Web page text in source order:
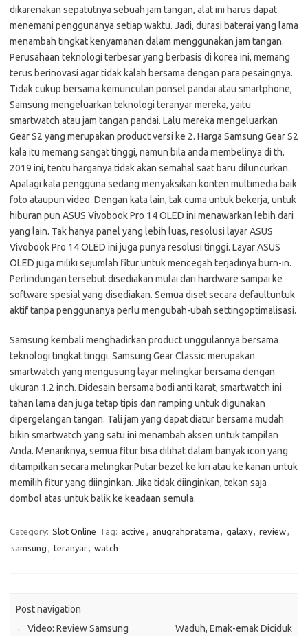
dikarenakan sepatutnya sebuah jam tangan, alat ini harus dapat
menemani penggunanya setiap waktu. Jadi, durasi baterai yang lama
menambah tingkat kenyamanan dalam menggunakan jam tangan.
Perusahaan teknologi terbesar yang berbasis di korea ini, memang
terus berinovasi agar tidak kalah bersama dengan para pesaingnya.
Tidak cukup bersama kemunculan ponsel pandai atau smartphone,
Samsung mengeluarkan teknologi teranyar mereka, yaitu
smartwatch atau jam tangan pandai. Lalu mereka mengeluarkan
Gear S2 yang merupakan product versi ke 2. Harga Samsung Gear S2
kala itu memang sangat tinggi, namun bila anda membelinya di th.
2019 ini, tentu harganya tidak akan semahal saat baru diluncurkan.
Apalagi kala pengguna sedang menyaksikan konten multimedia baik
foto ataupun video. Dengan kata lain, tak cuma untuk bekerja, untuk
hiburan pun ASUS Vivobook Pro 14 OLED ini menawarkan lebih dari
yang lain. Tak hanya panel yang lebih luas, resolusi layar ASUS
Vivobook Pro 14 OLED ini juga punya resolusi tinggi. Layar ASUS
OLED juga miliki sejumlah fitur untuk mencegah terjadinya burn-in.
Perlindungan tersebut disediakan mulai dari hardware sampai ke
software spesial yang disediakan. Semua diset secara defaultuntuk
aktif tanpa penggunanya perlu mengubah-ubah settingoptimalisasi.
Samsung kembali menghadirkan product unggulannya bersama
teknologi tingkat tinggi. Samsung Gear Classic merupakan
smartwatch yang mengusung layar melingkar bersama dengan
ukuran 1.2 inch. Didesain bersama bodi anti karat, smartwatch ini
tahan lama dan juga tetap tipis dan ramping untuk digunakan
dipergelangan tangan. Tali jam yang dapat diatur bersama mudah
bikin smartwatch yang satu ini menambah aksen untuk tampilan
Anda. Menariknya, semua fitur bisa dilihat dalam banyak icon yang
ditampilkan secara melingkar.Putar bezel ke kiri atau ke kanan untuk
memilih fitur yang diinginkan. Jika tidak diinginkan, tekan saja
dombol atas untuk balik ke keadaan semula.
Category: Slot Online Tag: active anugrahpratama galaxy review
samsung
teranyar watch
Post navigation
← Video: Review Samsung Waduh, Emak-emak Diciduk